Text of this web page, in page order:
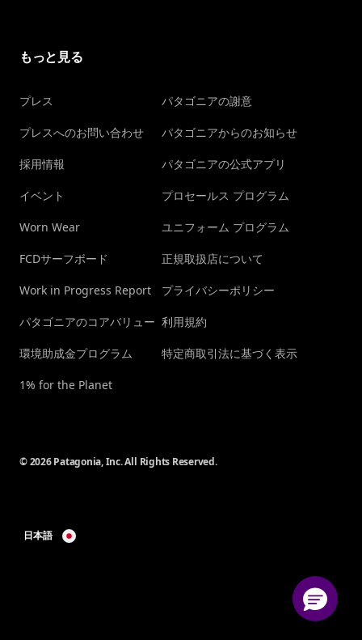
もっと見る
プレス
プレスへのお問い合わせ
採用情報
イベント
Worn Wear
FCDサーフボード
Work in Progress Report
パタゴニアのコアバリュー
環境助成金プログラム
1% for the Planet
パタゴニアの謝意
パタゴニアからのお知らせ
パタゴニアの公式アプリ
プロセールス プログラム
ユニフォーム プログラム
正規取扱店について
プライバシーポリシー
利用規約
特定商取引法に基づく表示
© 2026 Patagonia, Inc. All Rights Reserved.
日本語